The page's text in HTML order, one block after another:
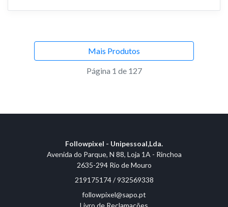
Mais Produtos
Página 1 de 127
Followpixel - Unipessoal,Lda.
Avenida do Parque, N 88, Loja 1A - Rinchoa
2635-294 Rio de Mouro
219175174 / 932569338
followpixel@sapo.pt
Livro de Reclamações